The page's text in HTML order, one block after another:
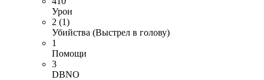
Урон
2 (1)
Убийства (Выстрел в голову)
1
Помощи
3
DBNO